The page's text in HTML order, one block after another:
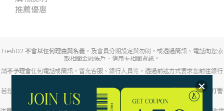
推薦優惠
FreshO2 不會以任何理由與名義，及會員分期設定與勿刷，或透過簡訊、電話向您索
取相關金融帳戶、信用卡相關資訊。
請不予理會任何電話或簡訊，冒充客服、銀行人員等，透過前述方式要求您前往銀行
臨櫃或操作ATM。
若您接到相關請提高警覺，切勿輕信不明來電指示，若有疑慮，並於第一時間撥打警
政署 165 反詐騙專線。